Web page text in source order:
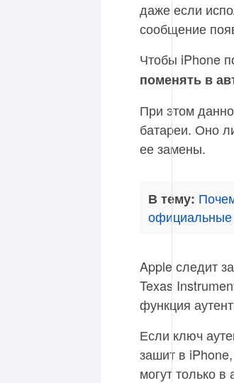
даже если
сообщение
Чтобы iPhone
поменять в
При этом
батареи. Оно
ее замены.
В тему:
официальные
Apple следит
Texas
функция
Если ключ
зашит в
могут только